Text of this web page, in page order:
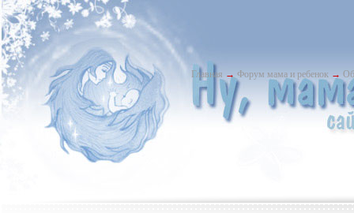
Главная → Форум мама и ребенок →